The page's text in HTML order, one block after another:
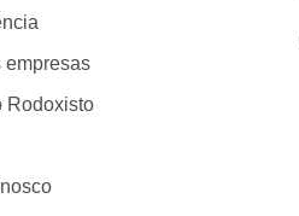
empresas
Rodoxisto